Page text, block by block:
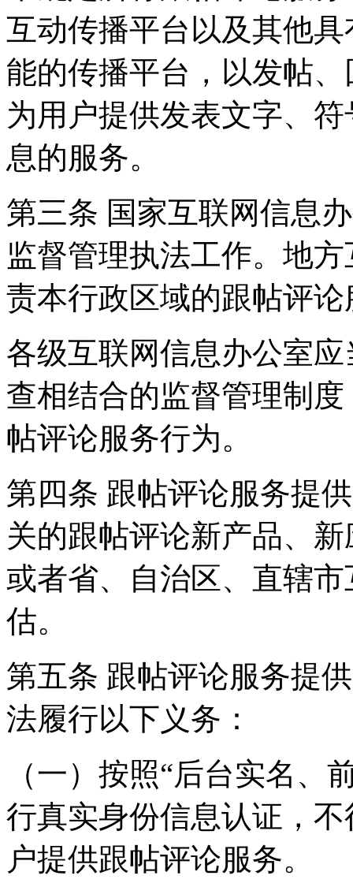
互动传播平台以及其他
能的传播平台，以发帖
为用户提供发表文字、
息的服务。
第三条 国家互联网信息
监督管理执法工作。地
责本行政区域的跟帖评
各级互联网信息办公室
查相结合的监督管理制
帖评论服务行为。
第四条 跟帖评论服务提
关的跟帖评论新产品、
或者省、自治区、直辖
估。
第五条 跟帖评论服务提
法履行以下义务：
（一）按照“后台实名、
行真实身份信息认证，
户提供跟帖评论服务。